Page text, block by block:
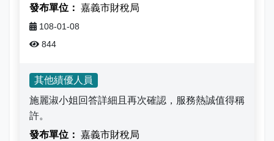
稅務行事曆
稅籍異動即時通
有獎徵答
宣導專區
發票專區
行政救濟專區
個人資料保護專區
常見問答
經營理念
聯絡資訊
交通資訊
首長信箱
嘉義市財稅局
108-01-08
844
其他績優人員
施麗淑小姐回答詳細且再次確認，服務熱誠值得稱
許。
嘉義市財稅局